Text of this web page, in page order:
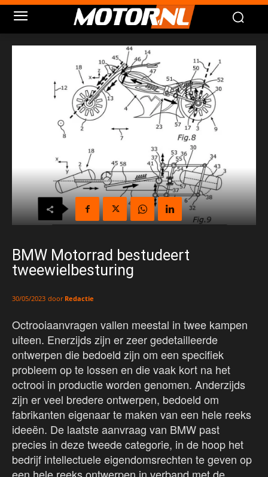
BMW Motorrad bestudeert
tweewielbesturing
30/05/2023 door Redactie
Octrooiaanvragen vallen meestal in twee kampen
uiteen. Enerzijds zijn er zeer gedetailleerde
ontwerpen die bedoeld zijn om een specifiek
probleem op te lossen en die vaak kort na het
octrooi in productie worden genomen. Anderzijds
zijn er veel bredere ontwerpen, bedoeld om
fabrikanten eigenaar te maken van een hele reeks
ideeën. De laatste aanvraag van BMW past
precies in deze tweede categorie, in de hoop het
bedrijf intellectuele eigendomsrechten te geven op